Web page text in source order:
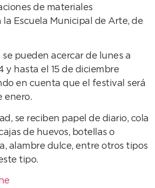
de materiales
la Escuela Municipal de Arte, de
se pueden acercar de lunes a
y hasta el 15 de diciembre
en cuenta que el festival será
enero.
se reciben papel de diario, cola
de huevos, botellas o
alambre dulce, entre otros tipos
tipo.